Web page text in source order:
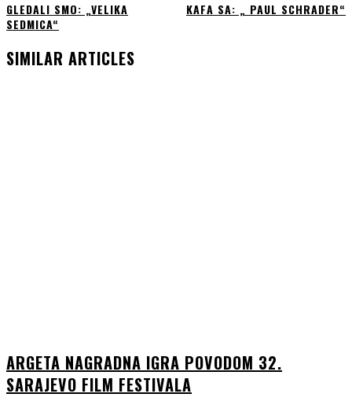
GLEDALI SMO: „VELIKA
SEDMICA“
KAFA SA: „ PAUL SCHRADER“
SIMILAR ARTICLES
ARGETA NAGRADNA IGRA POVODOM 32.
SARAJEVO FILM FESTIVALA